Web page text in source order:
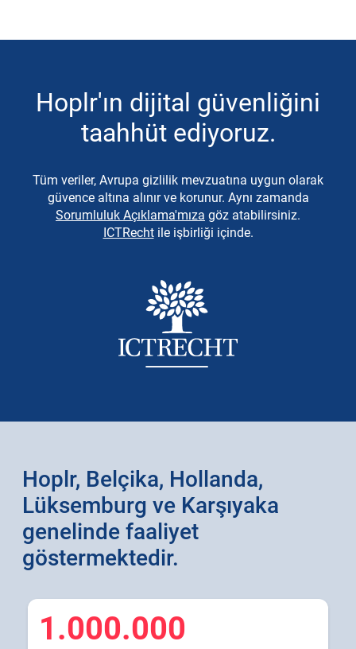
Hoplr'ın dijital güvenliğini
taahhüt ediyoruz.
Tüm veriler, Avrupa gizlilik mevzuatına uygun olarak
güvence altına alınır ve korunur. Aynı zamanda
Sorumluluk Açıklama'mıza göz atabilirsiniz.
ICTRechtile işbirliği içinde.
Hoplr, Belçika, Hollanda,
Lüksemburg ve Karşıyaka
genelinde faaliyet
göstermektedir.
1.000.000